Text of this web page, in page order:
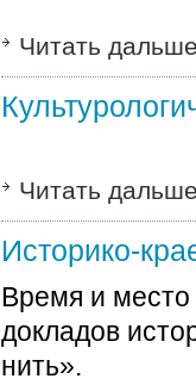
Читать
Читать
Историко-
Время и
докладов
нить».